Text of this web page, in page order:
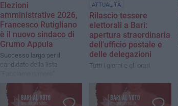
Elezioni
amministrative 2026,
Francesco Rutigliano
è il nuovo sindaco di
Grumo Appula
Successo largo per il
candidato della lista
ATTUALITÀ
Rilascio tessere
elettorali a Bari:
apertura straordinaria
dell'ufficio postale e
delle delegazioni
Tutti i giorni e gli orari